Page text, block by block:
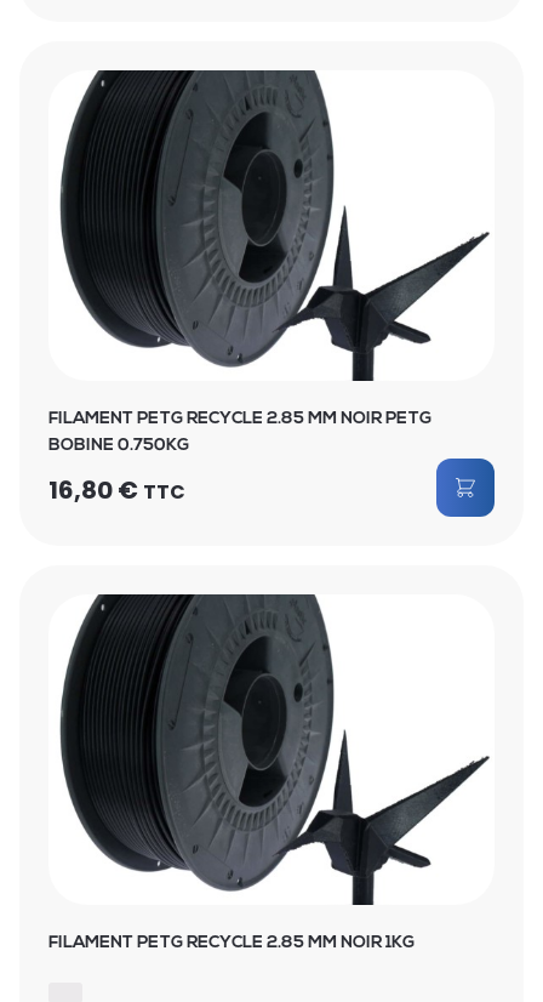
FILAMENT PETG RECYCLE 2.85 MM NOIR PETG
BOBINE 0.750KG
16,80€ TTC
FILAMENT PETG RECYCLE 2.85 MM NOIR 1KG